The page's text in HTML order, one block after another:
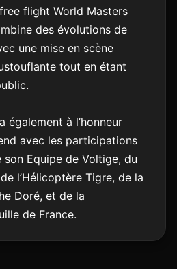
flight World Masters
des évolutions de
une mise en scène
tout en étant
également à l’honneur
avec les participations
Equipe de Voltige, du
l’Hélicoptère Tigre, de la
Doré, et de la
de France.